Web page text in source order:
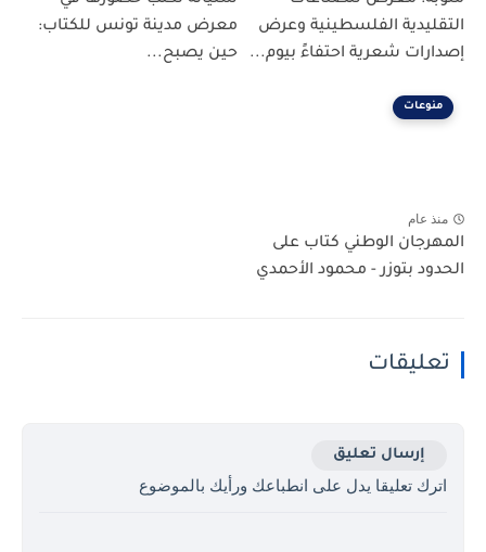
التقليدية الفلسطينية وعرض
إصدارات شعرية احتفاءً بيوم...
معرض مدينة تونس للكتاب:
حين يصبح...
منوعات
منذ عام
المهرجان الوطني كتاب على
الحدود بتوزر - محمود الأحمدي
تعليقات
إرسال تعليق
اترك تعليقا يدل على انطباعك ورأيك بالموضوع